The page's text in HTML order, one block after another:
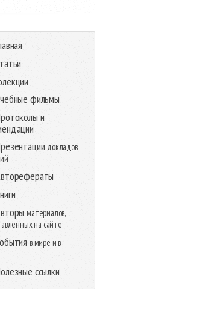
фильмы
и
докладов
материалов,
на сайте
в мире и в
ссылки